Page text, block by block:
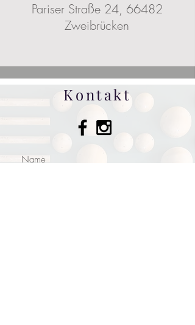
Pariser Straße 24, 66482
Zweibrücken
Kontakt